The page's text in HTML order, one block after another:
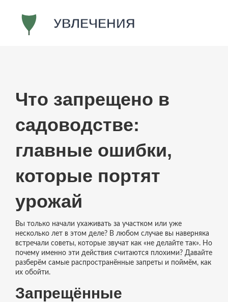
Что запрещено в
садоводстве:
главные ошибки,
которые портят
урожай
Вы только начали ухаживать за участком или уже
несколько лет в этом деле? В любом случае вы наверняка
встречали советы, которые звучат как «не делайте так». Но
почему именно эти действия считаются плохими? Давайте
разберём самые распространённые запреты и поймём, как
их обойти.
Запрещённые